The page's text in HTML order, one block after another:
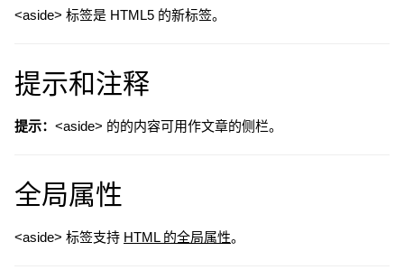
<aside> 标签是 HTML5 的新标签。
提示和注释
提示： <aside> 的的内容可用作文章的侧栏。
全局属性
<aside> 标签支持 HTML 的全局属性。